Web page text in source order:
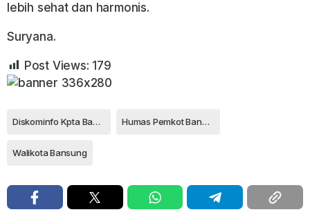
lebih sehat dan harmonis.
Suryana.
Post Views: 179
Diskominfo Kpta Bandung Humas Pemkot Bandung
Walikota Bansung